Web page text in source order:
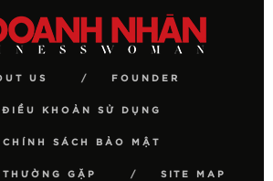
US FOUNDER
ĐIỀU KHOẢN SỬ DỤNG
CHÍNH SÁCH BẢO MẬT
GẶP SITE MAP